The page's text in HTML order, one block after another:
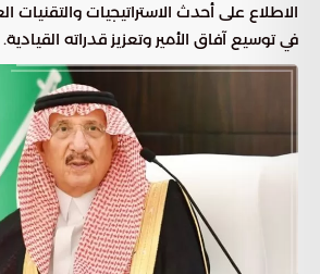
الاطلاع على أحدث الاستراتيجيات
في توسيع آفاق الأمير وتعزيز قدراته القيادية.